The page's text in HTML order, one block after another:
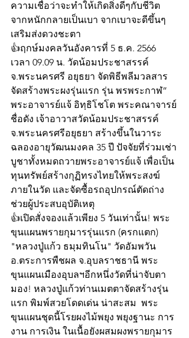
ความเชื่อว่าจะทำให้เกิดสิ่งดีๆกับชีวิต
จากหนักกลายเป็นเบา จากเบาจะดีขึ้นๆ
เสริมส่งดวงชะตา
👍ฤกษ์มงคลวันอังคารที่ 5 ธ.ค. 2566
เวลา 09.09 น. วัดน้อมประชาสรรค์
จ.พระนครศรี อยุธยา จัดพิธีพลีมวลสาร
จัดสร้างพระผงรุ่นแรก รุ่น พรพระกาฬ”
พระอาจารย์แจ้ อิทฺธิโชโต พระคณาจารย์
ชื่อดัง เจ้าอาวาสวัดน้อมประชาสรรค์
จ.พระนครศรีอยุธยา สร้างขึ้นในวาระ
ฉลองอายุวัฒนมงคล 35 ปี ปัจจัยที่ร่วมเช่า
บูชาทั้งหมดถวายพระอาจารย์แจ้ เพื่อเป็น
ทุนทรัพย์สร้างกุฏิทรงไทยให้พระสงฆ์
ภายในวัด และจัดซื้อรถอุปกรณ์ตัดถ่าง
ช่วยผู้ประสบอุบัติเหตุ
👍เปิดสั่งจองแล้วเพียง 5 วันเท่านั้น! พระ
ขุนแผนพรายกุมารรุ่นแรก (ครกแตก)
"หลวงปู่แก้ว ธมฺมทินโน" วัดอัมพวัน
อ.ตระการพืชผล จ.อุบลราชธานี พระ
ขุนแผนเมืองอุบลฯอีกหนึ่งวัดที่น่าจับตา
มอง! หลวงปู่แก้วท่านเมตตาจัดสร้างรุ่น
แรก พิมพ์สวยโดดเด่น น่าสะสม  พระ
ขุนแผนชุดนี้โรยผงไม้พยุง พยุงฐานะ การ
งาน การเงิน ในเนื้อยังผสมผงพรายกุมาร